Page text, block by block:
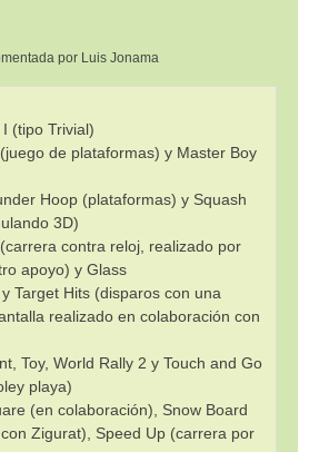
por Luis Jonama
(tipo Trivial)
de plataformas) y Master Boy
Hoop (plataformas) y Squash
3D)
contra reloj, realizado por
apoyo) y Glass
Target Hits (disparos con una
realizado en colaboración con
Toy, World Rally 2 y Touch and Go
playa)
(en colaboración), Snow Board
Zigurat), Speed Up (carrera por